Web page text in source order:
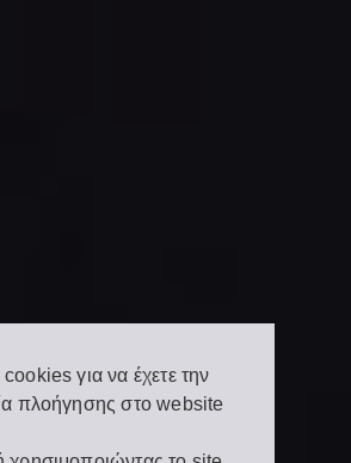
για να έχετε την
πλοήγησης στο website
&